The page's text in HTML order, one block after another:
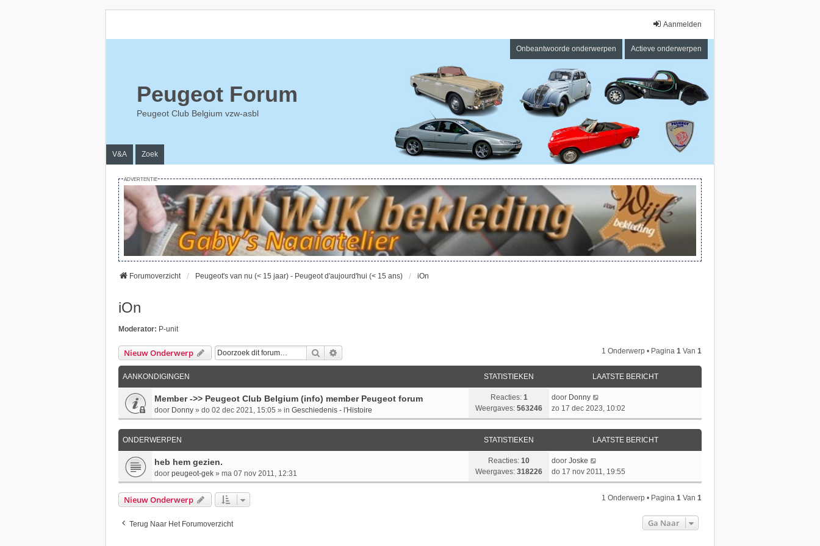
Aanmelden
Onbeantwoorde onderwerpen Actieve onderwerpen
Peugeot Forum
Peugeot Club Belgium vzw-asbl
V&A Zoek
ADVERTENTIE
Forumoverzicht Peugeot's van nu (< 15 jaar) - Peugeot d'aujourd'hui (< 15 ans) iOn
iOn
Moderator: P-unit
Nieuw Onderwerp Zoek 1 Onderwerp • Pagina 1 Van 1
AANKONDIGINGEN STATISTIEKEN LAATSTE BERICHT
Member ->> Peugeot Club Belgium (info) member Peugeot forum
door Donny » do 02 dec 2021, 15:05 » in Geschiedenis - l'Histoire
Reacties: 1
Weergaves: 563246
L
a
a
t
t
e
b
e
door Donny
zo 17 dec 2023, 10:02
ONDERWERPEN STATISTIEKEN LAATSTE BERICHT
heb hem gezien.
door peugeot-gek » ma 07 nov 2011, 12:31
Reacties: 10
Weergaves: 318226
L
a
a
door Joske
do 17 nov 2011, 19:55
Nieuw Onderwerp 1 Onderwerp • Pagina 1 Van 1
Terug Naar Het Forumoverzicht Ga Naar